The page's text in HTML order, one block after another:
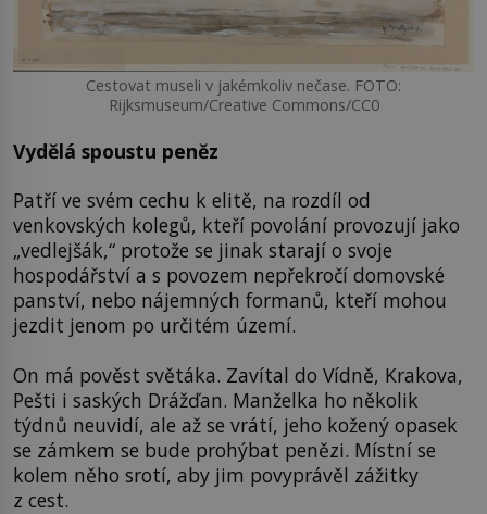
Cestovat museli v jakémkoliv nečase. FOTO:
Rijksmuseum/Creative Commons/CC0
Vydělá spoustu peněz
Patří ve svém cechu k elitě, na rozdíl od
venkovských kolegů, kteří povolání provozují jako
„vedlejšák,“ protože se jinak starají o svoje
hospodářství a s povozem nepřekročí domovské
panství, nebo nájemných formanů, kteří mohou
jezdit jenom po určitém území.
On má pověst světáka. Zavítal do Vídně, Krakova,
Pešti i saských Drážďan. Manželka ho několik
týdnů neuvidí, ale až se vrátí, jeho kožený opasek
se zámkem se bude prohýbat penězi. Místní se
kolem něho srotí, aby jim povyprávěl zážitky
z cest.